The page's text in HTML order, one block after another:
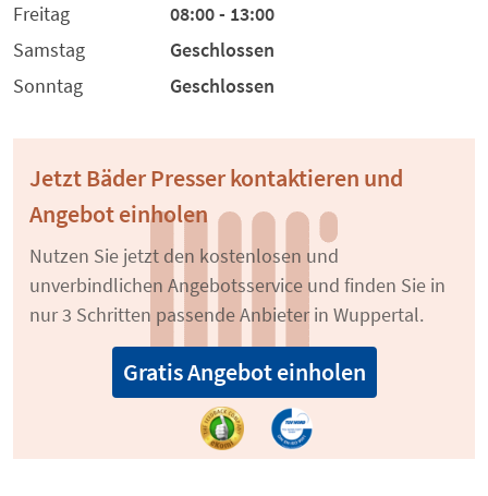
Freitag
08:00 - 13:00
Samstag
Geschlossen
Sonntag
Geschlossen
Jetzt Bäder Presser kontaktieren und
Angebot einholen
Nutzen Sie jetzt den kostenlosen und
unverbindlichen Angebotsservice und finden Sie in
nur 3 Schritten passende Anbieter in Wuppertal.
Gratis Angebot einholen